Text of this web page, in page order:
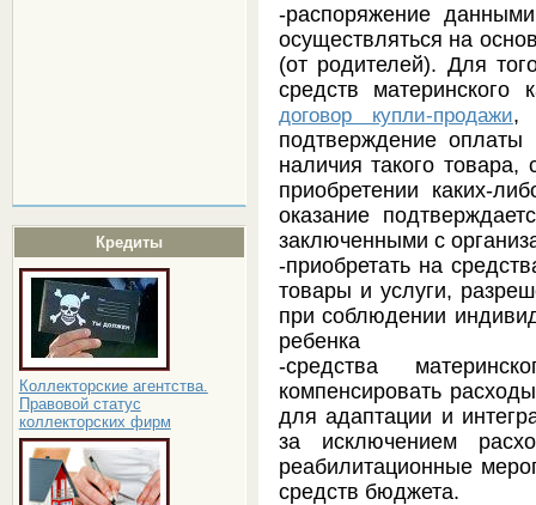
Кредиты
Коллекторские агентства.
Правовой статус
коллекторских фирм
-распоряжение
осуществляться на
(от родителей). Для
средств материнского
договор купли-продажи,
подтверждение
наличия такого
приобретении каких-
оказание
заключенными с
-приобретать на
товары и услуги,
при соблюдении
ребенка
-средства
компенсировать
для адаптации и
за исключением
реабилитационные
средств бюджета.